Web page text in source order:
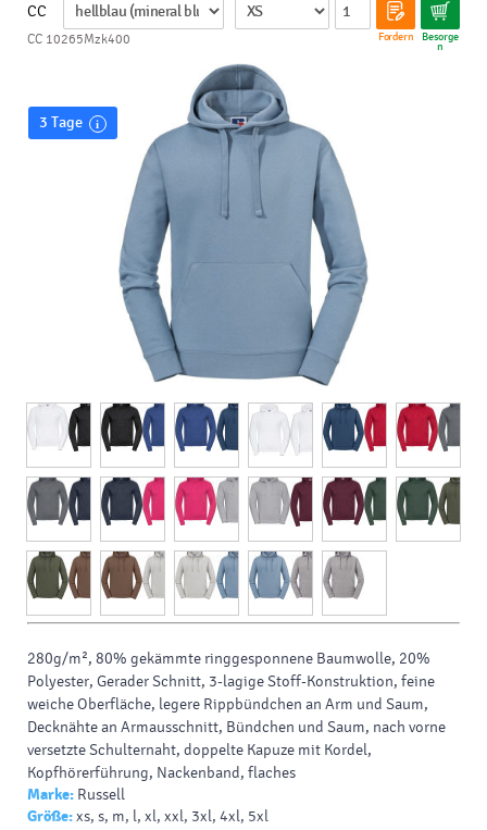
CC
Fordern Besorge
n
CC 10265Mzk400
3 Tage
280g/m², 80% gekämmte ringgesponnene Baumwolle, 20%
Polyester, Gerader Schnitt, 3-lagige Stoff-Konstruktion, feine
weiche Oberfläche, legere Rippbündchen an Arm und Saum,
Decknähte an Armausschnitt, Bündchen und Saum, nach vorne
versetzte Schulternaht, doppelte Kapuze mit Kordel,
Kopfhörerführung, Nackenband, flaches
Marke: Russell
Größe:xs, s, m, l, xl, xxl, 3xl, 4xl, 5xl